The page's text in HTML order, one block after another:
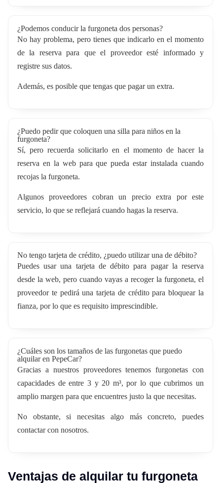
¿Podemos conducir la furgoneta dos personas?
No hay problema, pero tienes que indicarlo en el momento
de la reserva para que el proveedor esté informado y
registre sus datos.
Además, es posible que tengas que pagar un extra.
¿Puedo pedir que coloquen una silla para niños en la
furgoneta?
Sí, pero recuerda solicitarlo en el momento de hacer la
reserva en la web para que pueda estar instalada cuando
recojas la furgoneta.
Algunos proveedores cobran un precio extra por este
servicio, lo que se reflejará cuando hagas la reserva.
No tengo tarjeta de crédito, ¿puedo utilizar una de débito?
Puedes usar una tarjeta de débito para pagar la reserva
desde la web, pero cuando vayas a recoger la furgoneta, el
proveedor te pedirá una tarjeta de crédito para bloquear la
fianza, por lo que es requisito imprescindible.
¿Cuáles son los tamaños de las furgonetas que puedo
alquilar en PepeCar?
Gracias a nuestros proveedores tenemos furgonetas con
capacidades de entre 3 y 20 m³, por lo que cubrimos un
amplio margen para que encuentres justo la que necesitas.
No obstante, si necesitas algo más concreto, puedes
contactar con nosotros.
Ventajas de alquilar tu furgoneta